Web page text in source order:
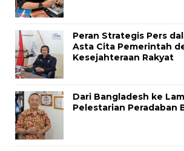
Peran Strategis Pers
Asta Cita Pemerintah
Kesejahteraan Rakyat
Dari Bangladesh ke
Pelestarian Peradaban